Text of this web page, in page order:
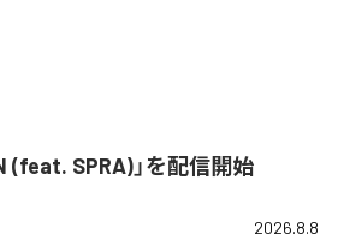
(feat. SPRA)」を配信開始
2026.8.8